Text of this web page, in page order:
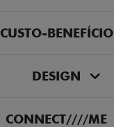
CUSTO-BENEFÍCIO
DESIGN
CONNECT////ME